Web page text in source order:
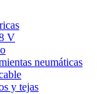
V
neumáticas
y tejas